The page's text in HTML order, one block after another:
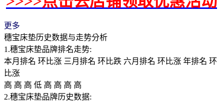
更多
穗宝床垫历史数据与走势分析
1.穗宝床垫品牌排名走势:
本月排名 环比涨 三月排名 环比跌 六月排名 环比涨 年排名 环
比涨
高 高 高 低 高 高 高 高
2.穗宝床垫品牌历史数据: